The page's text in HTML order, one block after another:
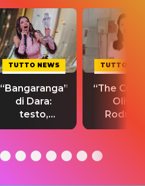
TUTTO NEWS
“Bangaranga”
di Dara:
testo,
traduzione e
del singolo
TUTTO
“The
Olivia
testo,